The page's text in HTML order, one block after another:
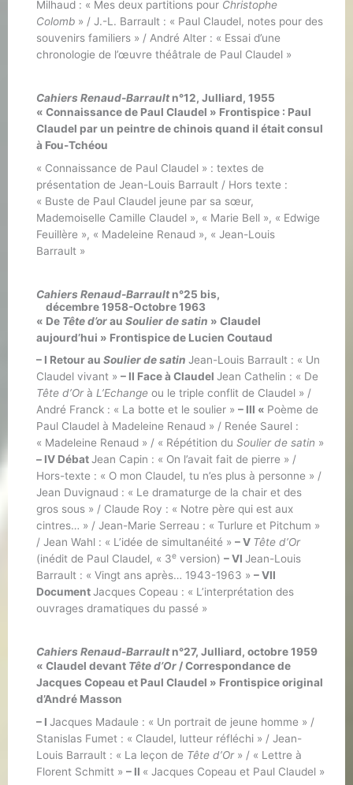
Milhaud : « Mes deux partitions pour Christophe
Colomb » / J.-L. Barrault : « Paul Claudel, notes pour des
souvenirs familiers » / André Alter : « Essai d’une
chronologie de l’œuvre théâtrale de Paul Claudel »
Cahiers Renaud-Barraultn°12, Julliard, 1955
« Connaissance de Paul Claudel » Frontispice : Paul
Claudel par un peintre de chinois quand il était consul
à Fou-Tchéou
« Connaissance de Paul Claudel » : textes de
présentation de Jean-Louis Barrault / Hors texte :
« Buste de Paul Claudel jeune par sa sœur,
Mademoiselle Camille Claudel », « Marie Bell », « Edwige
Feuillère », « Madeleine Renaud », « Jean-Louis
Barrault »
Cahiers Renaud-Barraultn°25 bis,
décembre 1958-Octobre 1963
« De Tête d’orau Soulier de satin » Claudel
aujourd’hui » Frontispice de Lucien Coutaud
– I Retour au Soulier de satin Jean-Louis Barrault : « Un
Claudel vivant » – II Face à Claudel Jean Cathelin : « De
Tête d’Orà L’Echange ou le triple conflit de Claudel » /
André Franck : « La botte et le soulier » – III « Poème de
Paul Claudel à Madeleine Renaud » / Renée Saurel :
« Madeleine Renaud » / « Répétition du Soulier de satin »
– IV DébatJean Capin : « On l’avait fait de pierre » /
Hors-texte : « O mon Claudel, tu n’es plus à personne » /
Jean Duvignaud : « Le dramaturge de la chair et des
gros sous » / Claude Roy : « Notre père qui est aux
cintres… » / Jean-Marie Serreau : « Turlure et Pitchum »
/ Jean Wahl : « L’idée de simultanéité » – V Tête d’Or
(inédit de Paul Claudel, « 3eversion) – VI Jean-Louis
Barrault : « Vingt ans après… 1943-1963 » – VII
DocumentJacques Copeau : « L’interprétation des
ouvrages dramatiques du passé »
Cahiers Renaud-Barraultn°27, Julliard, octobre 1959
« Claudel devant Tête d’Or/ Correspondance de
Jacques Copeau et Paul Claudel » Frontispice original
d’André Masson
– I Jacques Madaule : « Un portrait de jeune homme » /
Stanislas Fumet : « Claudel, lutteur réfléchi » / Jean-
Louis Barrault : « La leçon de Tête d’Or » / « Lettre à
Florent Schmitt » – II « Jacques Copeau et Paul Claudel »